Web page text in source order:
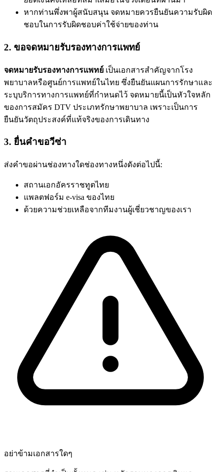
หากท่านพึ่งพาผู้สนับสนุน จดหมายควรยืนยันความรับผิด
ชอบในการรับผิดชอบค่าใช้จ่ายของท่าน
2. ขอจดหมายรับรองทางการแพทย์
จดหมายรับรองทางการแพทย์ เป็นเอกสารสำคัญจากโรง
พยาบาลหรือศูนย์การแพทย์ในไทย ซึ่งยืนยันแผนการรักษาและ
ระบุบริการทางการแพทย์ที่กำหนดไว้ จดหมายนี้เป็นหัวใจหลัก
ของการสมัคร DTV ประเภทรักษาพยาบาล เพราะเป็นการ
ยืนยันวัตถุประสงค์ที่แท้จริงของการเดินทาง
3. ยื่นคำขอวีซ่า
ส่งคำขอผ่านช่องทางใดช่องทางหนึ่งดังต่อไปนี้:
สถานเอกอัครราชทูตไทย
แพลตฟอร์ม e-visa ของไทย
ด้วยความช่วยเหลือจากทีมงานผู้เชี่ยวชาญของเรา
อย่าข้ามเอกสารใดๆ